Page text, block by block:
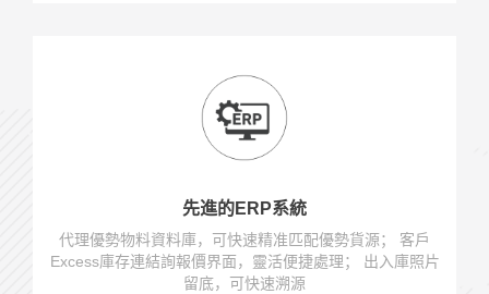
先進的ERP系統
代理優勢物料資料庫，可快速精准匹配優勢貨源； 客戶
Excess庫存連結詢報價界面，靈活便捷處理； 出入庫照片
留底，可快速溯源